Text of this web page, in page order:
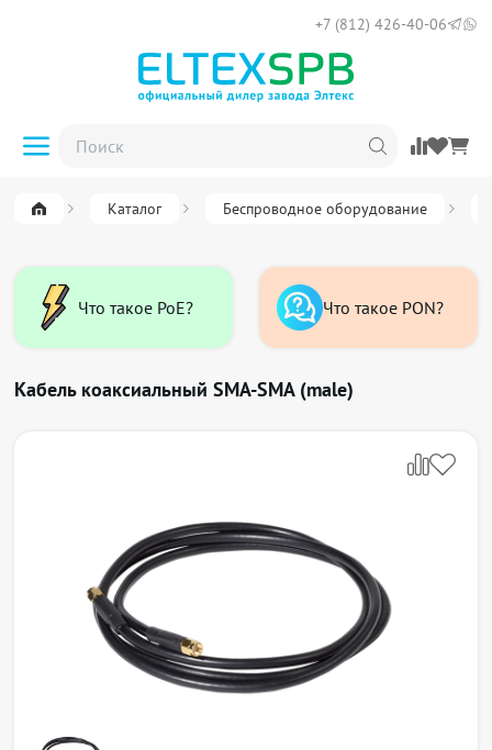
+7 (812) 426-40-06
Каталог Беспроводное оборудование
Что такое PoE? Что такое PON?
Кабель коаксиальный SMA-SMA (male)